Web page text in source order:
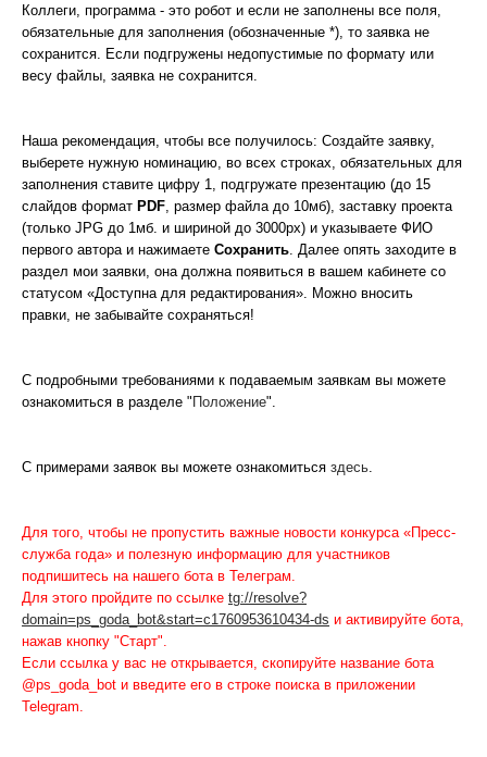
Коллеги, программа - это робот и если не заполнены все поля,
обязательные для заполнения (обозначенные *), то заявка не
сохранится. Если подгружены недопустимые по формату или
весу файлы, заявка не сохранится.
Наша рекомендация, чтобы все получилось: Создайте заявку,
выберете нужную номинацию, во всех строках, обязательных для
заполнения ставите цифру 1, подгружате презентацию (до 15
слайдов формат PDF, размер файла до 10мб), заставку проекта
(только JPG до 1мб. и шириной до 3000px) и указываете ФИО
первого автора и нажимаете Сохранить. Далее опять заходите в
раздел мои заявки, она должна появиться в вашем кабинете со
статусом «Доступна для редактирования». Можно вносить
правки, не забывайте сохраняться!
С подробными требованиями к подаваемым заявкам вы можете
ознакомиться в разделе " Положение".
С примерами заявок вы можете ознакомиться здесь.
Для того, чтобы не пропустить важные новости конкурса «Пресс-
служба года» и полезную информацию для участников
подпишитесь на нашего бота в Телеграм.
Для этого пройдите по ссылке tg://resolve?
domain=ps_goda_bot&start=c1760953610434-ds и активируйте бота,
нажав кнопку "Старт".
Если ссылка у вас не открывается, скопируйте название бота
@ps_goda_bot и введите его в строке поиска в приложении
Telegram.